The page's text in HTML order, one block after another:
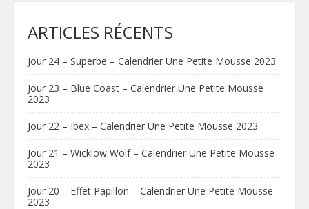
ARTICLES RÉCENTS
Jour 24 – Superbe – Calendrier Une Petite Mousse 2023
Jour 23 – Blue Coast – Calendrier Une Petite Mousse
2023
Jour 22 – Ibex – Calendrier Une Petite Mousse 2023
Jour 21 – Wicklow Wolf – Calendrier Une Petite Mousse
2023
Jour 20 – Effet Papillon – Calendrier Une Petite Mousse
2023